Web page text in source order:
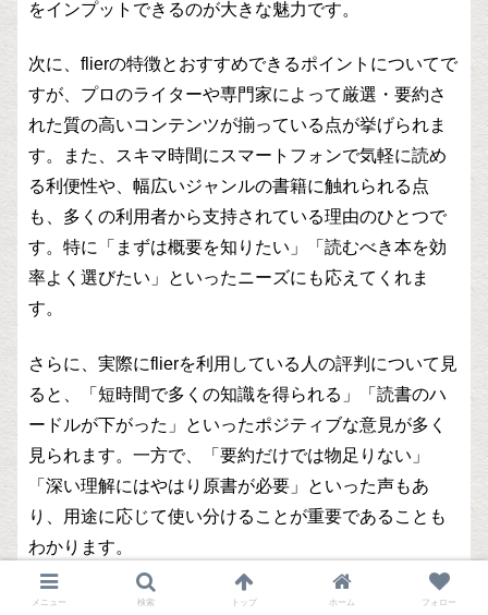
をインプットできるのが大きな魅力です。
次に、flierの特徴とおすすめできるポイントについてで
すが、プロのライターや専門家によって厳選・要約さ
れた質の高いコンテンツが揃っている点が挙げられま
す。また、スキマ時間にスマートフォンで気軽に読め
る利便性や、幅広いジャンルの書籍に触れられる点
も、多くの利用者から支持されている理由のひとつで
す。特に「まずは概要を知りたい」「読むべき本を効
率よく選びたい」といったニーズにも応えてくれま
す。
さらに、実際にflierを利用している人の評判について見
ると、「短時間で多くの知識を得られる」「読書のハ
ードルが下がった」といったポジティブな意見が多く
見られます。一方で、「要約だけでは物足りない」
「深い理解にはやはり原書が必要」といった声もあ
り、用途に応じて使い分けることが重要であることも
わかります。
総合的に見ると、flierはまさに忙しい社会人にとっ
メニュー 検索 トップ ホーム フォロー